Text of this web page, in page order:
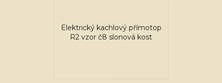
Elektrický kachlový přímotop
R2 vzor č8 slonová kost